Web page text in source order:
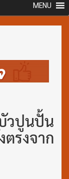
MENU
วปูนปั้น
งจาก